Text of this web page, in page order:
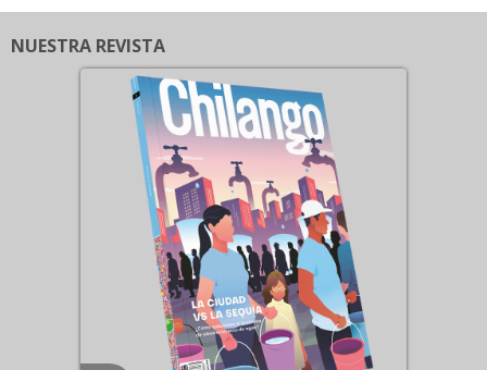
NUESTRA REVISTA